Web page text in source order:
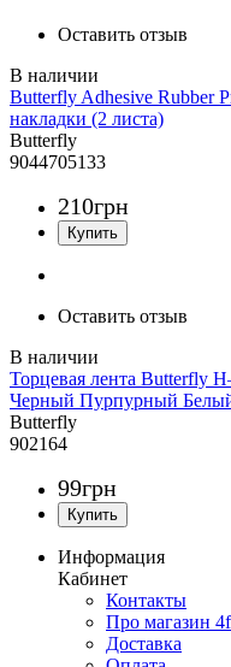
Оставить отзыв
Butterfly Adhesive Rubber
накладки (2 листа)
Butterfly
9044705133
210грн
Оставить отзыв
Торцевая лента Butterfly
Черный Пурпурный
Butterfly
902164
99грн
Информация
Кабинет
Контакты
Про магазин
Доставка